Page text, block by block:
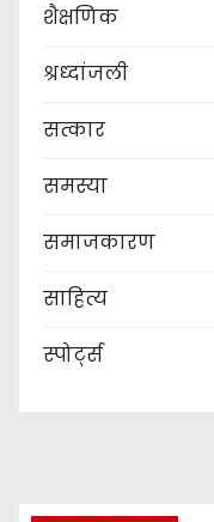
शैक्षणिक
श्रध्दांजली
सत्कार
समस्या
समाजकारण
साहित्य
स्पोर्ट्स